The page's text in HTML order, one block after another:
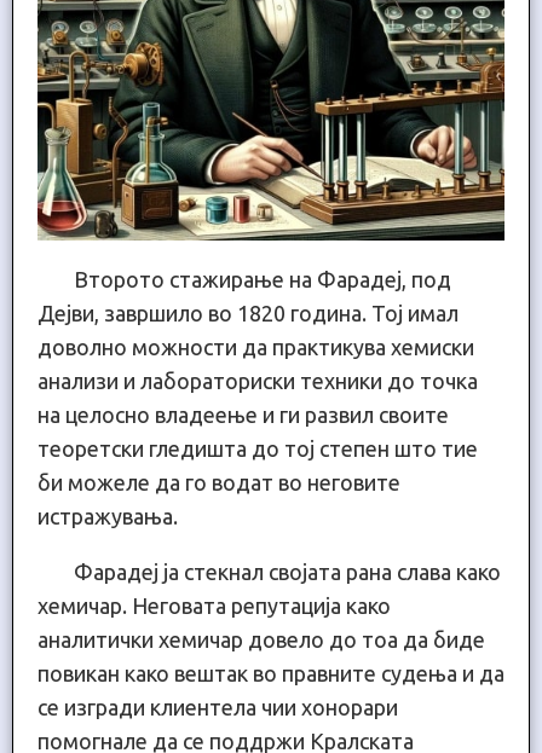
Второто стажирање на Фарадеј, под
Дејви, завршило во 1820 година. Тој имал
доволно можности да практикува хемиски
анализи и лабораториски техники до точка
на целосно владеење и ги развил своите
теоретски гледишта до тој степен што тие
би можеле да го водат во неговите
истражувања.
Фарадеј ја стекнал својата рана слава како
хемичар. Неговата репутација како
аналитички хемичар довело до тоа да биде
повикан како вештак во правните судења и да
се изгради клиентела чии хонорари
помогнале да се поддржи Кралската